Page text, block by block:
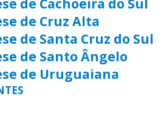
de Cruz Alta
de Santa Cruz do Sul
de Santo Ângelo
de Uruguaiana